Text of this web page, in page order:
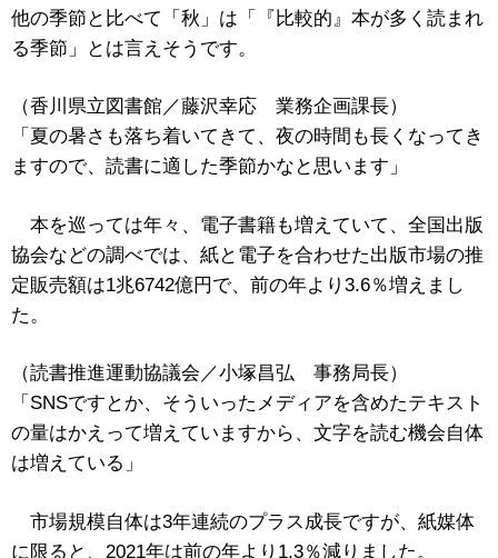
他の季節と比べて「秋」は「『比較的』本が多く読まれ
る季節」とは言えそうです。
（香川県立図書館／藤沢幸応 業務企画課長）
「夏の暑さも落ち着いてきて、夜の時間も長くなってき
ますので、読書に適した季節かなと思います」
本を巡っては年々、電子書籍も増えていて、全国出版
協会などの調べでは、紙と電子を合わせた出版市場の推
定販売額は1兆6742億円で、前の年より3.6％増えまし
た。
（読書推進運動協議会／小塚昌弘 事務局長）
「SNSですとか、そういったメディアを含めたテキスト
の量はかえって増えていますから、文字を読む機会自体
は増えている」
市場規模自体は3年連続のプラス成長ですが、紙媒体
に限ると、2021年は前の年より1.3％減りました。